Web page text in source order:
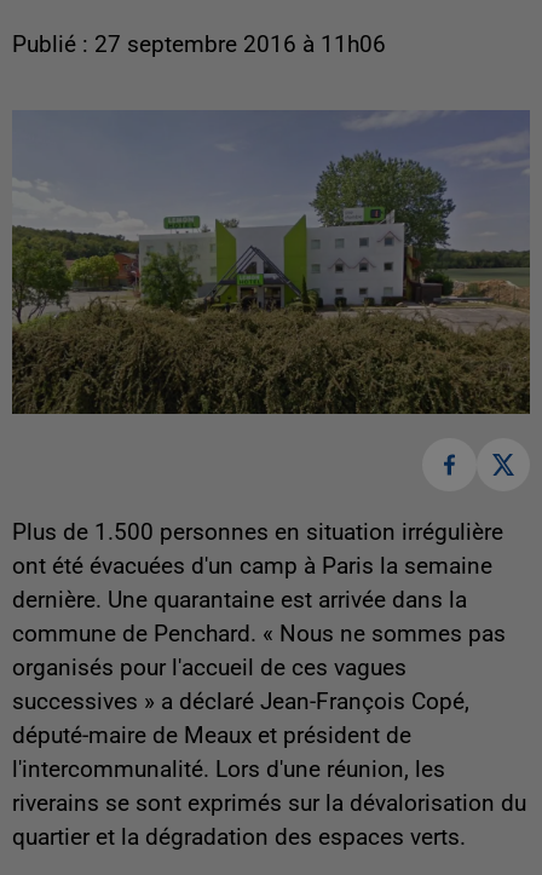
Publié : 27 septembre 2016 à 11h06
Plus de 1.500 personnes en situation irrégulière
ont été évacuées d'un camp à Paris la semaine
dernière. Une quarantaine est arrivée dans la
commune de Penchard. « Nous ne sommes pas
organisés pour l'accueil de ces vagues
successives » a déclaré Jean-François Copé,
député-maire de Meaux et président de
l'intercommunalité. Lors d'une réunion, les
riverains se sont exprimés sur la dévalorisation du
quartier et la dégradation des espaces verts.